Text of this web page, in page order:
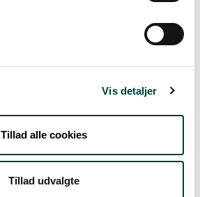
Vis detaljer
Tillad alle cookies
Tillad udvalgte
spredt skydække